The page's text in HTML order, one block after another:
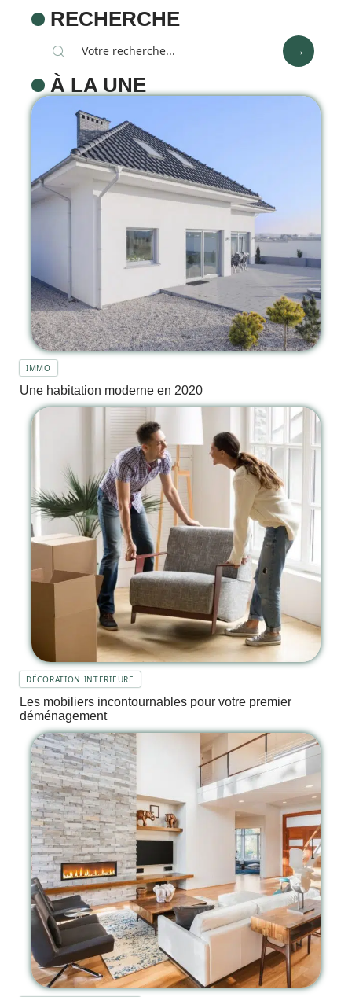
RECHERCHE
À LA UNE
IMMO
Une habitation moderne en 2020
DÉCORATION INTERIEURE
Les mobiliers incontournables pour votre premier
déménagement